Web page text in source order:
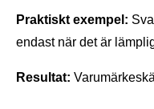
Praktiskt exempel:
endast när det är
Resultat: